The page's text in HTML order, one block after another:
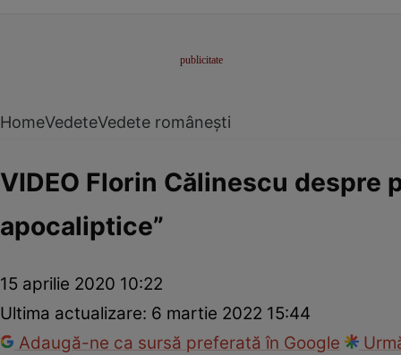
HomeVedeteVedete românești
VIDEO Florin Călinescu despre
apocaliptice”
15 aprilie 2020 10:22
Ultima actualizare: 6 martie 2022 15:44
Adaugă-ne ca sursă preferată în Google